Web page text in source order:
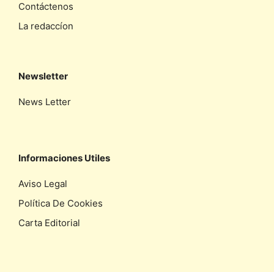
Contáctenos
La redaccíon
Newsletter
News Letter
Informaciones Utiles
Aviso Legal
Política De Cookies
Carta Editorial